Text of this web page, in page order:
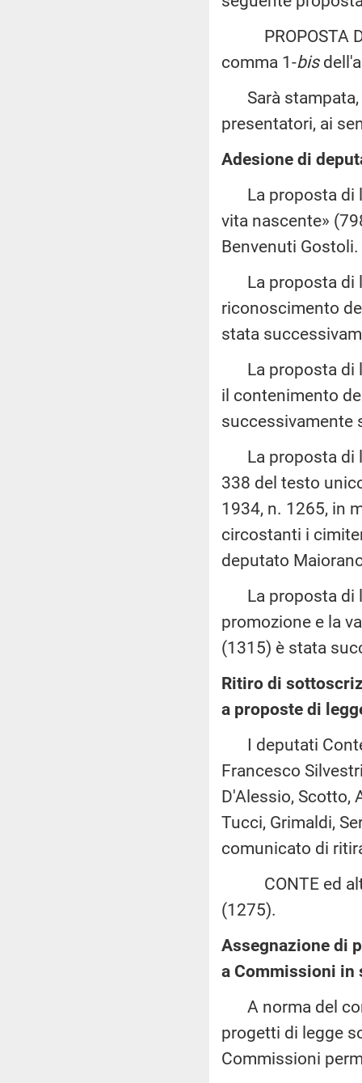
PROPOSTA DI
comma 1-bis
Sarà stampata,
presentatori, ai
Adesione di
La proposta di
vita nascente»
Benvenuti Gostoli.
La proposta di
riconoscimento
stata
La proposta di
il contenimento
successivamente
La proposta di
338 del testo
1934, n. 1265, in
circostanti i
deputato
La proposta di
promozione e la
(1315) è stata
Ritiro di
a proposte di
I deputati
Francesco
D'Alessio, Scotto,
Tucci, Grimaldi,
comunicato di
CONTE ed
(1275).
Assegnazione di
a Commissioni in
A norma del
progetti di legge
Commissioni